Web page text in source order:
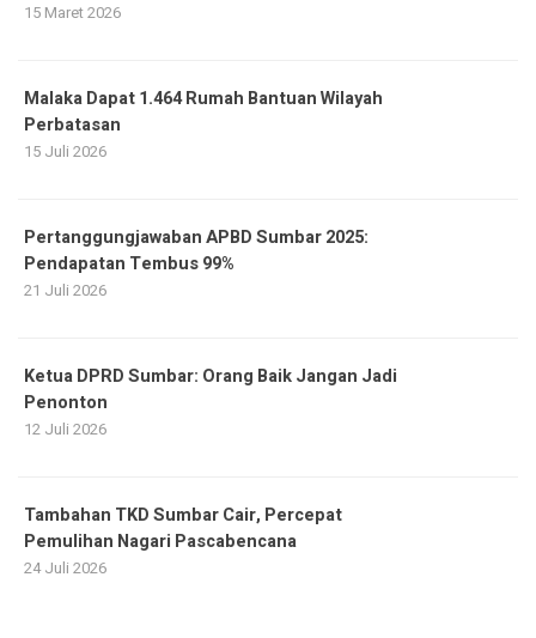
15 Maret 2026
Malaka Dapat 1.464 Rumah Bantuan Wilayah
Perbatasan
15 Juli 2026
Pertanggungjawaban APBD Sumbar 2025:
Pendapatan Tembus 99%
21 Juli 2026
Ketua DPRD Sumbar: Orang Baik Jangan Jadi
Penonton
12 Juli 2026
Tambahan TKD Sumbar Cair, Percepat
Pemulihan Nagari Pascabencana
24 Juli 2026